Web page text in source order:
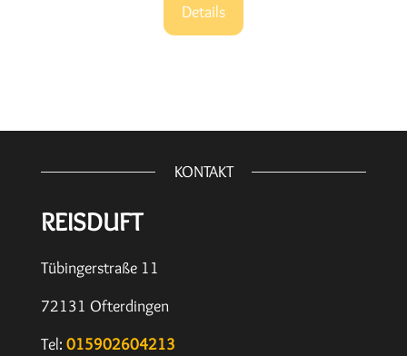
Details
KONTAKT
REISDUFT
Tübingerstraße 11
72131 Ofterdingen
Tel: 015902604213